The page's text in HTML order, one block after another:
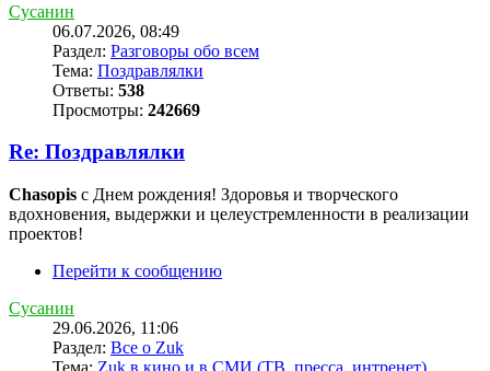
Сусанин
06.07.2026, 08:49
Раздел: Разговоры обо всем
Тема: Поздравлялки
Ответы: 538
Просмотры: 242669
Re: Поздравлялки
Chasopis с Днем рождения! Здоровья и творческого
вдохновения, выдержки и целеустремленности в реализации
проектов!
Перейти к сообщению
Сусанин
29.06.2026, 11:06
Раздел: Все о Zuk